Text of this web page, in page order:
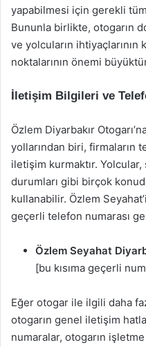
yapabilmesi için gerekli
Bununla birlikte, otogarın
ve yolcuların
noktalarının önemi
İletişim Bilgileri ve
Özlem Diyarbakır
yollarından biri, firmaların
iletişim kurmaktır.
durumları gibi birçok
kullanabilir. Özlem
geçerli telefon numarası
Özlem Seyahat
[bu kısıma geçerli
Eğer otogar ile ilgili daha
otogarın genel iletişim
numaralar, otogarın